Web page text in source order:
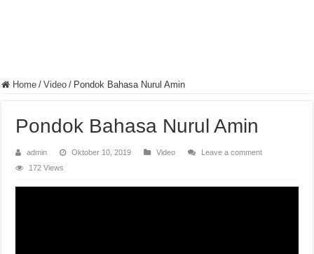
Home / Video / Pondok Bahasa Nurul Amin
Pondok Bahasa Nurul Amin
admin Oktober 10, 2019 Video
Leave a comment
172 Views